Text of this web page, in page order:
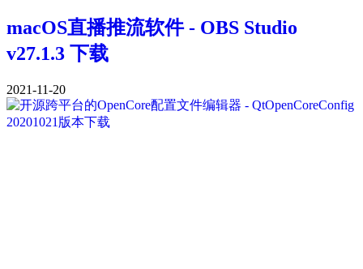
macOS直播推流软件 - OBS Studio
v27.1.3 下载
2021-11-20